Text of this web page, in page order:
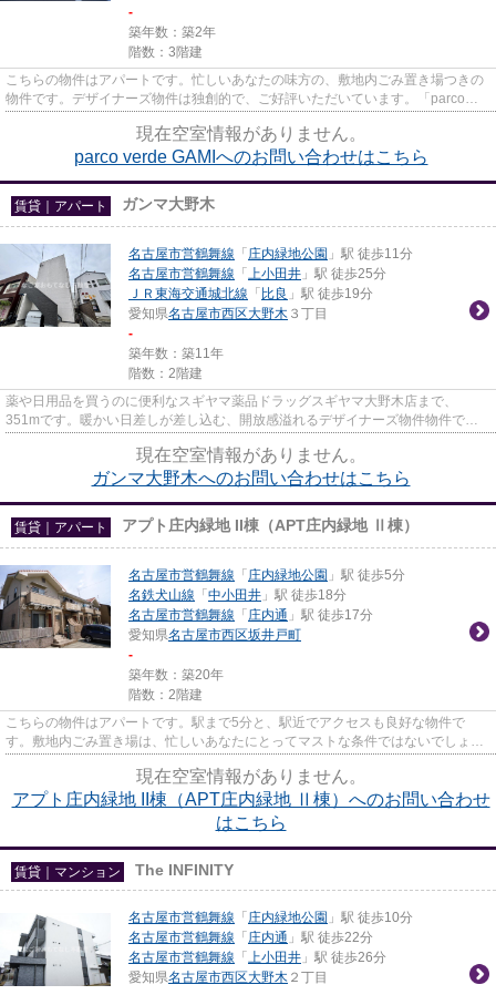
-
築年数：築2年
階数：3階建
こちらの物件はアパートです。忙しいあなたの味方の、敷地内ごみ置き場つきの
物件です。デザイナーズ物件は独創的で、ご好評いただいています。「parco
現在空室情報がありません。
parco verde GAMIへのお問い合わせはこちら
賃貸｜アパート ガンマ大野木
名古屋市営鶴舞線 「 庄内緑地公園 」駅 徒歩11分
名古屋市営鶴舞線 「 上小田井 」駅 徒歩25分
ＪＲ東海交通城北線 「 比良 」駅 徒歩19分
愛知県名古屋市西区大野木 ３丁目
-
築年数：築11年
階数：2階建
薬や日用品を買うのに便利なスギヤマ薬品ドラッグスギヤマ大野木店まで、
351mです。暖かい日差しが差し込む、開放感溢れるデザイナーズ物件物件で
現在空室情報がありません。
ガンマ大野木へのお問い合わせはこちら
賃貸｜アパート アプト庄内緑地 II棟（APT庄内緑地 Ⅱ棟）
名古屋市営鶴舞線 「 庄内緑地公園 」駅 徒歩5分
名鉄犬山線 「 中小田井 」駅 徒歩18分
名古屋市営鶴舞線 「 庄内通 」駅 徒歩17分
愛知県名古屋市西区坂井戸町
-
築年数：築20年
階数：2階建
こちらの物件はアパートです。駅まで5分と、駅近でアクセスも良好な物件で
す。敷地内ごみ置き場は、忙しいあなたにとってマストな条件ではないでしょう
現在空室情報がありません。
アプト庄内緑地 II棟（APT庄内緑地 Ⅱ棟）へのお問い合わせ
はこちら
賃貸｜マンション The INFINITY
名古屋市営鶴舞線 「 庄内緑地公園 」駅 徒歩10分
名古屋市営鶴舞線 「 庄内通 」駅 徒歩22分
名古屋市営鶴舞線 「 上小田井 」駅 徒歩26分
愛知県名古屋市西区大野木 ２丁目